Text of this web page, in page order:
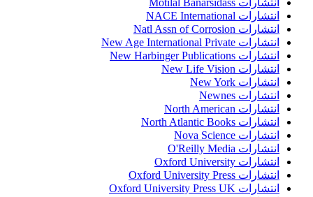
انتشارات NACE International
انتشارات Natl Assn of Corrosion
انتشارات New Age International Private
انتشارات New Harbinger Publications
انتشارات New Life Vision
انتشارات New York
انتشارات Newnes
انتشارات North American
انتشارات North Atlantic Books
انتشارات Nova Science
انتشارات O'Reilly Media
انتشارات Oxford University
انتشارات Oxford University Press
انتشارات Oxford University Press UK